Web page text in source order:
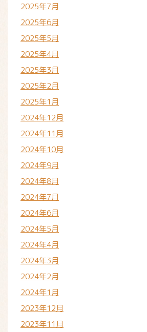
2025年7月
2025年6月
2025年5月
2025年4月
2025年3月
2025年2月
2025年1月
2024年12月
2024年11月
2024年10月
2024年9月
2024年8月
2024年7月
2024年6月
2024年5月
2024年4月
2024年3月
2024年2月
2024年1月
2023年12月
2023年11月